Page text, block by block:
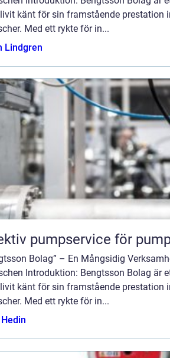
känt för sin framstående prestation
Med ett rykte för in...
Lindgren
pumpservice för
Bolag” – En Mångsidig
Introduktion: Bengtsson Bolag är
känt för sin framstående prestation
Med ett rykte för in...